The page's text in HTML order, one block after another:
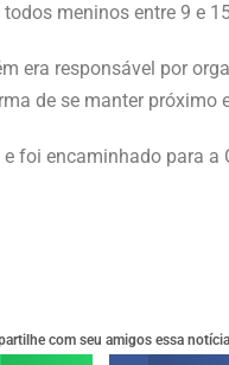
meninos entre 9 e
era responsável por
de se manter
foi encaminhado para a
com seu amigos essa notícia